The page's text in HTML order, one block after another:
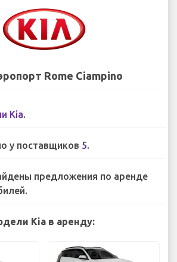
Rome Ciampino
Kia.
у поставщиков 5.
предложения по аренде
Kia в аренду: